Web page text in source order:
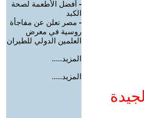
- أفضل الأطعمة لصحة
الكبد
- مصر تعلن عن مفاجأة
روسية في معرض
العلمين الدولي للطيران
المزيد.....
المزيد.....